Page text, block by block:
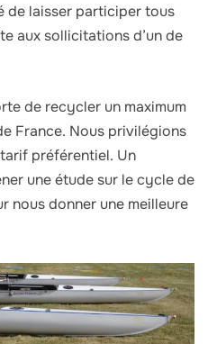
de laisser participer tous
aux sollicitations d’un de
de recycler un maximum
France. Nous privilégions
préférentiel. Un
une étude sur le cycle de
nous donner une meilleure